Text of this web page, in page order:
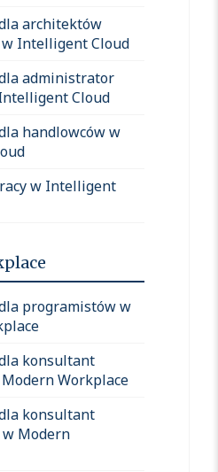
architektów
Intelligent Cloud
administrator
Cloud
handlowców w
w Intelligent
programistów w
konsultant
Workplace
konsultant
Modern